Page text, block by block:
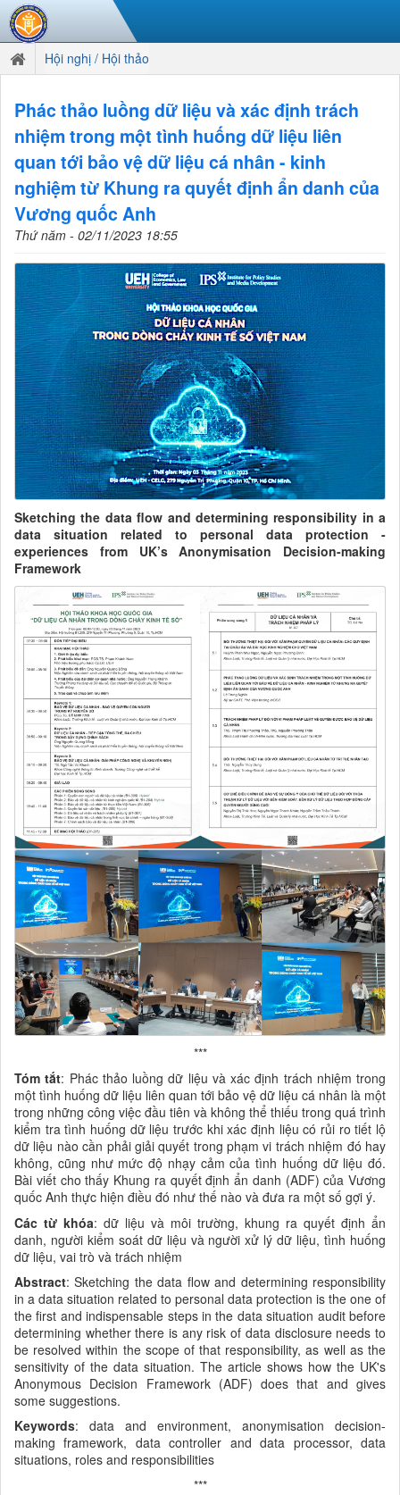
Hội nghị / Hội thảo
Phác thảo luồng dữ liệu và xác định trách
nhiệm trong một tình huống dữ liệu liên
quan tới bảo vệ dữ liệu cá nhân - kinh
nghiệm từ Khung ra quyết định ẩn danh của
Vương quốc Anh
Thứ năm - 02/11/2023 18:55
Sketching the data flow and determining responsibility in a
data situation related to personal data protection -
experiences from UK’s Anonymisation Decision-making
Framework
***
Tóm tắt: Phác thảo luồng dữ liệu và xác định trách nhiệm trong
một tình huống dữ liệu liên quan tới bảo vệ dữ liệu cá nhân là một
trong những công việc đầu tiên và không thể thiếu trong quá trình
kiểm tra tình huống dữ liệu trước khi xác định liệu có rủi ro tiết lộ
dữ liệu nào cần phải giải quyết trong phạm vi trách nhiệm đó hay
không, cũng như mức độ nhạy cảm của tình huống dữ liệu đó.
Bài viết cho thấy Khung ra quyết định ẩn danh (ADF) của Vương
quốc Anh thực hiện điều đó như thế nào và đưa ra một số gợi ý.
Các từ khóa: dữ liệu và môi trường, khung ra quyết định ẩn
danh, người kiểm soát dữ liệu và người xử lý dữ liệu, tình huống
dữ liệu, vai trò và trách nhiệm
Abstract: Sketching the data flow and determining responsibility
in a data situation related to personal data protection is the one of
the first and indispensable steps in the data situation audit before
determining whether there is any risk of data disclosure needs to
be resolved within the scope of that responsibility, as well as the
sensitivity of the data situation. The article shows how the UK's
Anonymous Decision Framework (ADF) does that and gives
some suggestions.
Keywords: data and environment, anonymisation decision-
making framework, data controller and data processor, data
situations, roles and responsibilities
***